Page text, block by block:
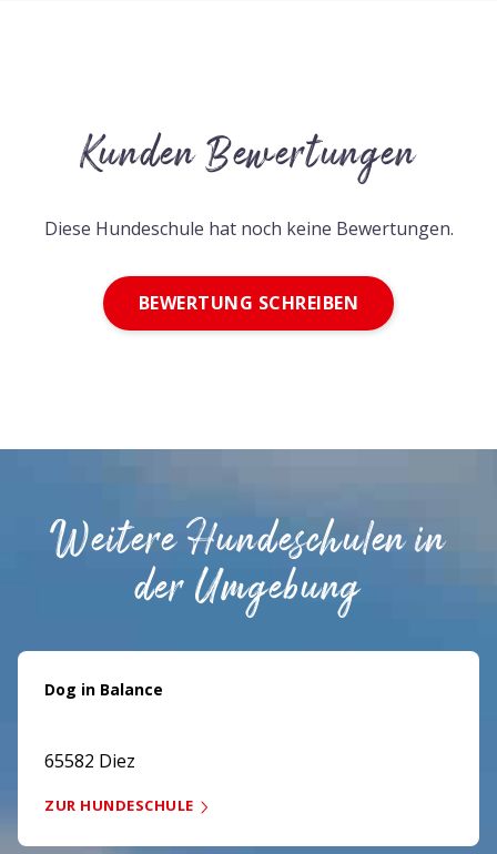
Kunden Bewertungen
Diese Hundeschule hat noch keine Bewertungen.
BEWERTUNG SCHREIBEN
Weitere Hundeschulen in
der Umgebung
Dog in Balance
65582 Diez
ZUR HUNDESCHULE